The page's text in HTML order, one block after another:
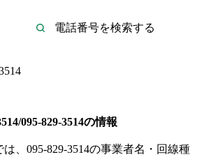
095-829-3514の情報
、 095-829-3514の事業者名・回線種